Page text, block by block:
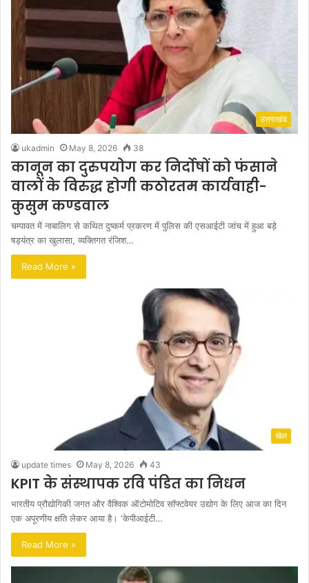
उत्तराखंड
ukadmin May 8, 2026 38
कानून का दुरुपयोग कर निर्दोषों को फंसाने
वालों के विरुद्ध होगी कठोरतम कार्यवाही-
कुसुम कण्डवाल
चम्पावत में नाबालिग से कथित दुष्कर्म प्रकरण में पुलिस की एसआईटी जांच में हुआ बड़े
षड्यंत्र का खुलासा, व्यक्तिगत रंजिश…
Read More »
खेल
update times May 8, 2026 43
KPIT के संस्थापक रवि पंडित का निधन
भारतीय प्रौद्योगिकी जगत और वैश्विक ऑटोमोटिव सॉफ्टवेयर उद्योग के लिए आज का दिन
एक अपूरणीय क्षति लेकर आया है। ‘केपीआईटी…
Read More »